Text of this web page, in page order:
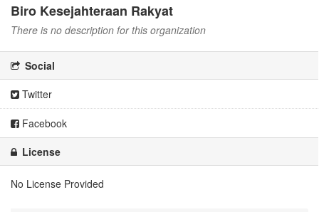
Biro Kesejahteraan Rakyat
There is no description for this organization
Social
Twitter
Facebook
License
No License Provided